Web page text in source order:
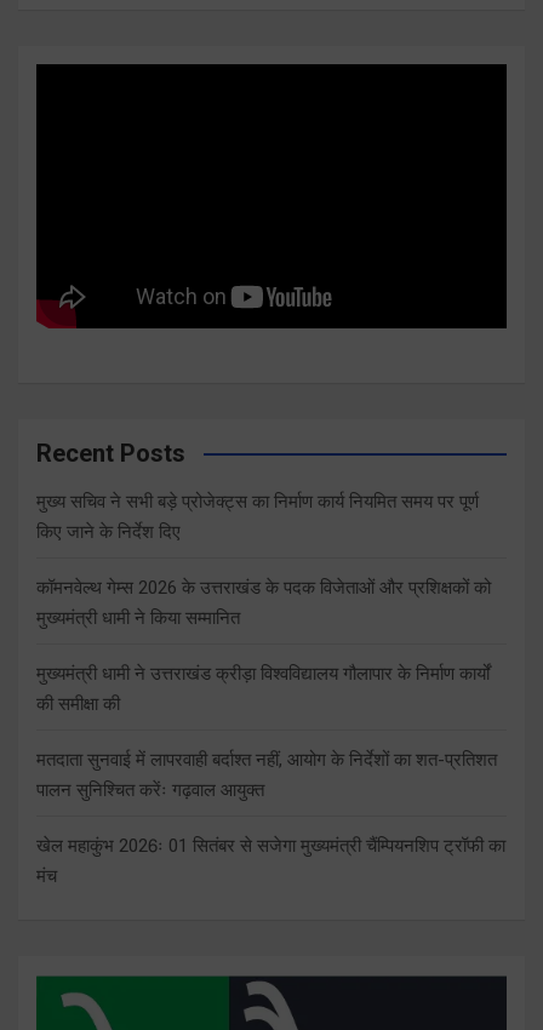
Recent Posts
मुख्य सचिव ने सभी बड़े प्रोजेक्ट्स का निर्माण कार्य नियमित समय पर पूर्ण
किए जाने के निर्देश दिए
कॉमनवेल्थ गेम्स 2026 के उत्तराखंड के पदक विजेताओं और प्रशिक्षकों को
मुख्यमंत्री धामी ने किया सम्मानित
मुख्यमंत्री धामी ने उत्तराखंड क्रीड़ा विश्वविद्यालय गौलापार के निर्माण कार्यों
की समीक्षा की
मतदाता सुनवाई में लापरवाही बर्दाश्त नहीं, आयोग के निर्देशों का शत-प्रतिशत
पालन सुनिश्चित करेंः गढ़वाल आयुक्त
खेल महाकुंभ 2026ः 01 सितंबर से सजेगा मुख्यमंत्री चैंम्पियनशिप ट्रॉफी का
मंच